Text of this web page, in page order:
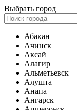
Выбрать город
Абакан
Ачинск
Аксай
Алагир
Альметьевск
Алушта
Анапа
Ангарск